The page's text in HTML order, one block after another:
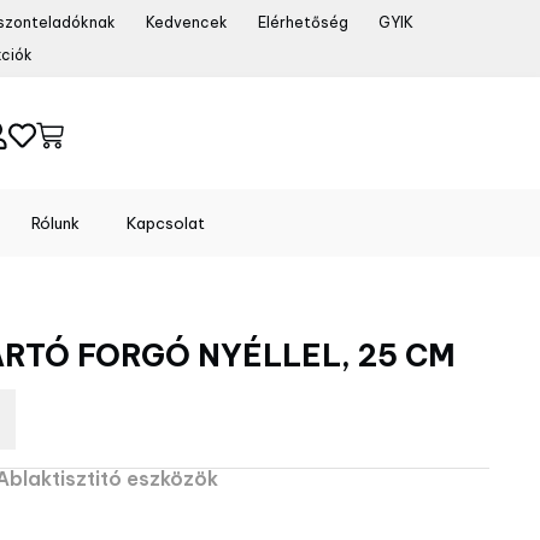
Kedvencek Elérhetőség
GYIK
Rólunk Kapcsolat
FORGÓ NYÉLLEL, 25 CM
eszközök